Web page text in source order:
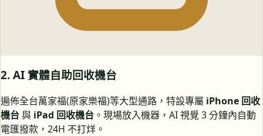
2. AI 實體自助回收機台
遍佈全台萬家福(原家樂福)等大型通路，特設專屬 iPhone 回收
機台與 iPad 回收機台 。現場放入機器，AI 視覺 3 分鐘內自動
電匯撥款，24H 不打烊。